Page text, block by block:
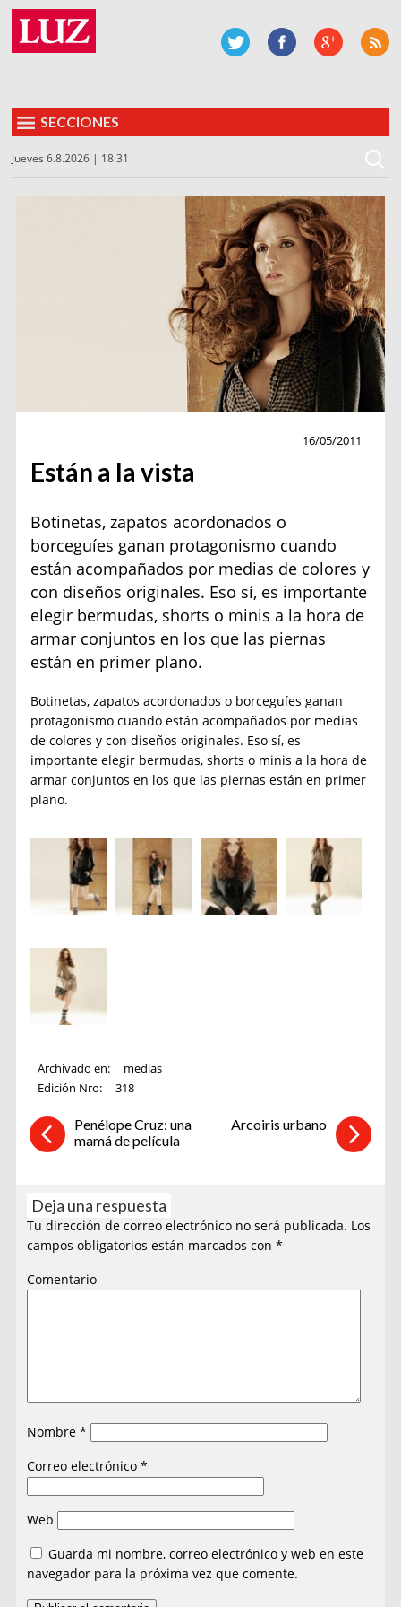
SECCIONES
Jueves 6.8.2026 | 18:31
16/05/2011
Están a la vista
Botinetas, zapatos acordonados o
borceguíes ganan protagonismo cuando
están acompañados por medias de colores y
con diseños originales. Eso sí, es importante
elegir bermudas, shorts o minis a la hora de
armar conjuntos en los que las piernas
están en primer plano.
Botinetas, zapatos acordonados o borceguíes ganan
protagonismo cuando están acompañados por medias
de colores y con diseños originales. Eso sí, es
importante elegir bermudas, shorts o minis a la hora de
armar conjuntos en los que las piernas están en primer
plano.
Archivado en:
medias
Edición Nro:
318
Penélope Cruz: una
mamá de película
Arcoiris urbano
Deja una respuesta
Tu dirección de correo electrónico no será publicada. Los
campos obligatorios están marcados con*
Comentario
Nombre*
Correo electrónico*
Web
Guarda mi nombre, correo electrónico y web en este
navegador para la próxima vez que comente.